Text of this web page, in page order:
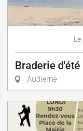
Le
Braderie d'été
Audierne